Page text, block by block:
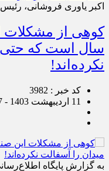
19
خانه اتحادیه ها خبر خبر
اکبر یاوری فروشانی،
سال است که حتی
نکرده‌اند!
11 اردیبهشت 1403 - 13:07